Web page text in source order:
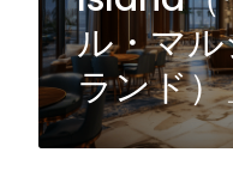
ル・マ
ランド